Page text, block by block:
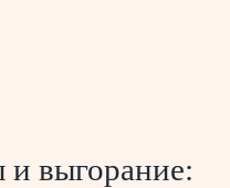
выгорание: